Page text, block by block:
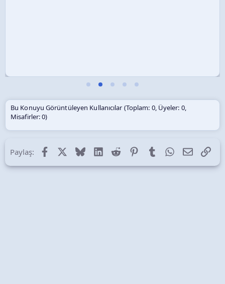
Bu Konuyu Görüntüleyen Kullanıcılar (Toplam: 0, Üyeler: 0,
Misafirler: 0)
Paylaş: FacebookX (Twitter)
BlueskyLinkedInReddit PinterestTumblr WhatsApp
E-postaLink